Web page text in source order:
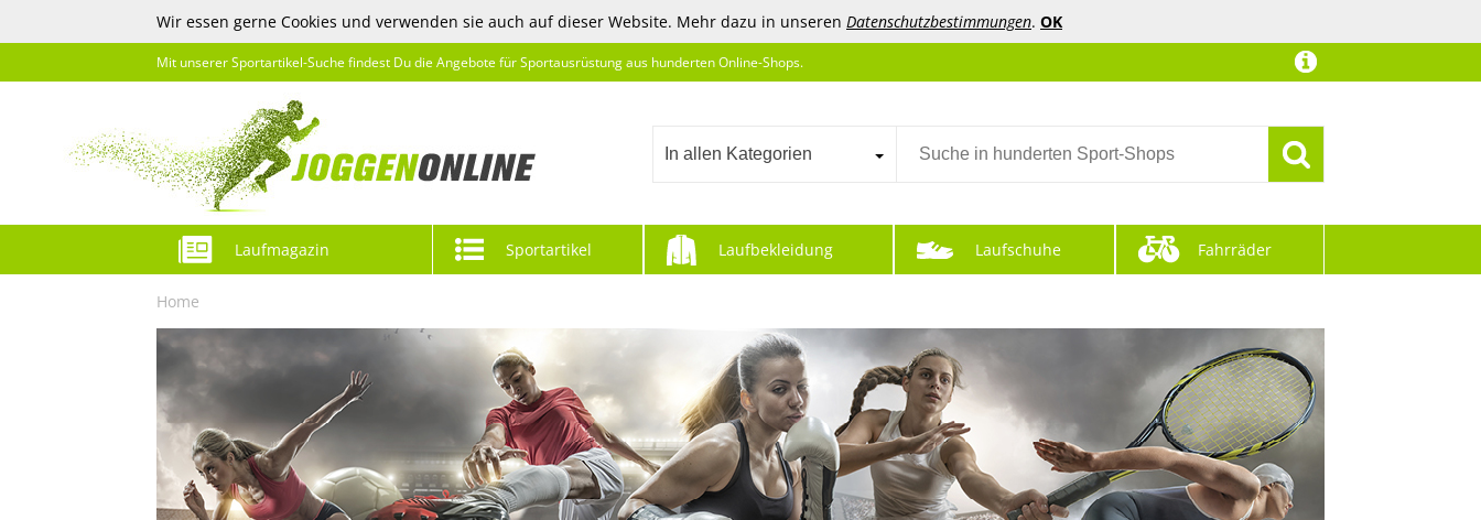
Wir essen gerne Cookies und verwenden sie auch auf dieser Website. Mehr dazu in unseren Datenschutzbestimmungen. OK
Mit unserer Sportartikel-Suche findest Du die Angebote für Sportausrüstung aus hunderten Online-Shops.
In allen Kategorien
Laufmagazin Sportartikel Laufbekleidung Laufschuhe Fahrräder
Home